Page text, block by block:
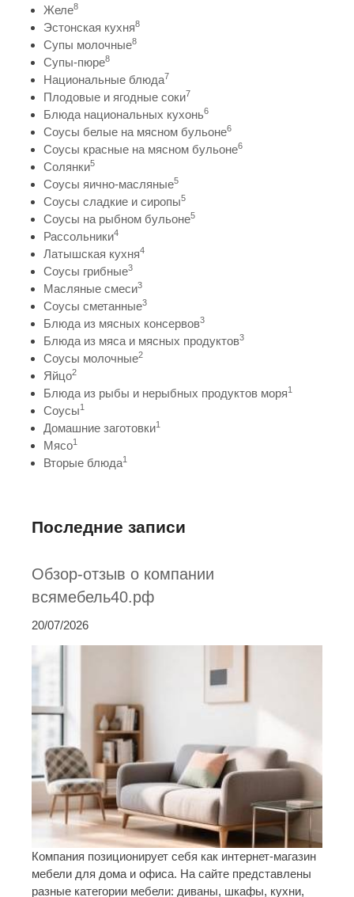
Желе8
Эстонская кухня8
Супы молочные8
Супы-пюре8
Национальные блюда7
Плодовые и ягодные соки7
Блюда национальных кухонь6
Соусы белые на мясном бульоне6
Соусы красные на мясном бульоне6
Солянки5
Соусы яично-масляные5
Соусы сладкие и сиропы5
Соусы на рыбном бульоне5
Рассольники4
Латышская кухня4
Соусы грибные3
Масляные смеси3
Соусы сметанные3
Блюда из мясных консервов3
Блюда из мяса и мясных продуктов3
Соусы молочные2
Яйцо2
Блюда из рыбы и нерыбных продуктов моря1
Соусы1
Домашние заготовки1
Мясо1
Вторые блюда1
Последние записи
Обзор-отзыв о компании
всямебель40.рф
20/07/2026
Компания позиционирует себя как интернет-магазин
мебели для дома и офиса. На сайте представлены
разные категории мебели: диваны, шкафы, кухни,